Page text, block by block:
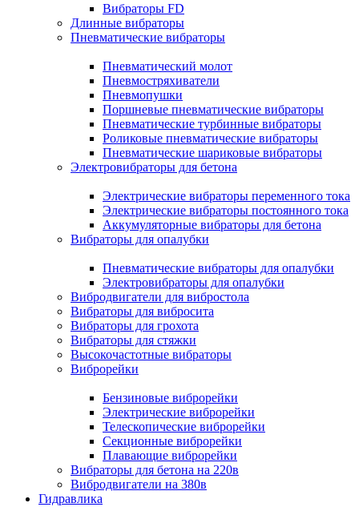
Вибраторы FD
Длинные вибраторы
Пневматические вибраторы
Пневматический молот
Пневмостряхиватели
Пневмопушки
Поршневые пневматические вибраторы
Пневматические турбинные вибраторы
Роликовые пневматические вибраторы
Пневматические шариковые вибраторы
Электровибраторы для бетона
Электрические вибраторы переменного тока
Электрические вибраторы постоянного тока
Аккумуляторные вибраторы для бетона
Вибраторы для опалубки
Пневматические вибраторы для опалубки
Электровибраторы для опалубки
Вибродвигатели для вибростола
Вибраторы для вибросита
Вибраторы для грохота
Вибраторы для стяжки
Высокочастотные вибраторы
Виброрейки
Бензиновые виброрейки
Электрические виброрейки
Телескопические виброрейки
Секционные виброрейки
Плавающие виброрейки
Вибраторы для бетона на 220в
Вибродвигатели на 380в
Гидравлика